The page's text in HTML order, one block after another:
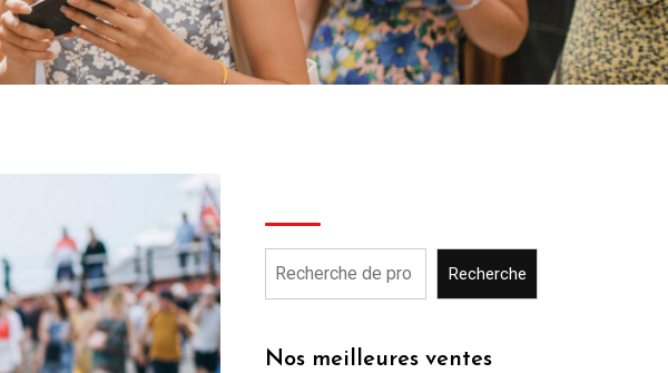
Recherche
Nos meilleures ventes